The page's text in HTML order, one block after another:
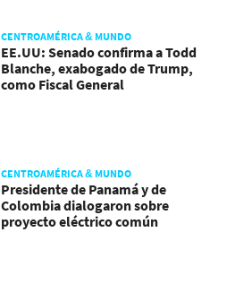
CENTROAMÉRICA & MUNDO
EE.UU: Senado confirma a Todd
Blanche, exabogado de Trump,
como Fiscal General
CENTROAMÉRICA & MUNDO
Presidente de Panamá y de
Colombia dialogaron sobre
proyecto eléctrico común